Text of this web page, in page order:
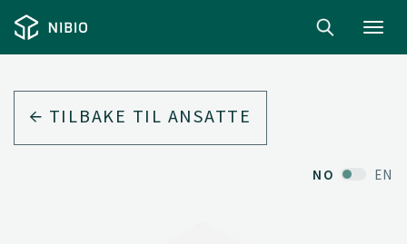
TILBAKE TIL ANSATTE
NO EN